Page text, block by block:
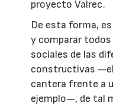
proyecto Valrec.
De esta forma,
y comparar
sociales de las
constructivas —el
cantera frente a
ejemplo—, de tal